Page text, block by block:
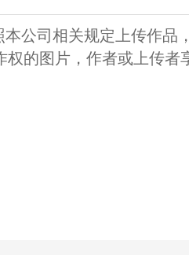
公司相关规定上传作品
权的图片，作者或上传者